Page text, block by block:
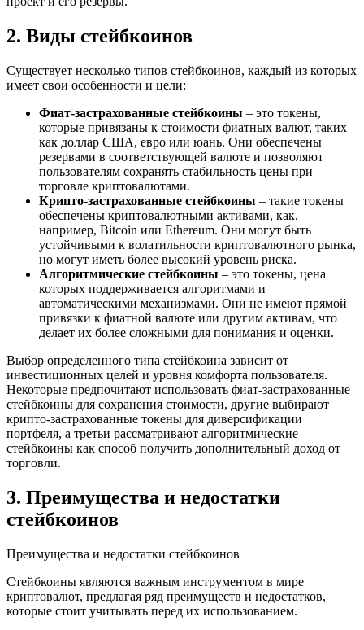
2. Виды стейбкоинов
Существует несколько типов стейбкоинов, каждый из которых
имеет свои особенности и цели:
Фиат-застрахованные стейбкоины – это токены,
которые привязаны к стоимости фиатных валют, таких
как доллар США, евро или юань. Они обеспечены
резервами в соответствующей валюте и позволяют
пользователям сохранять стабильность цены при
торговле криптовалютами.
Крипто-застрахованные стейбкоины – такие токены
обеспечены криптовалютными активами, как,
например, Bitcoin или Ethereum. Они могут быть
устойчивыми к волатильности криптовалютного рынка,
но могут иметь более высокий уровень риска.
Алгоритмические стейбкоины – это токены, цена
которых поддерживается алгоритмами и
автоматическими механизмами. Они не имеют прямой
привязки к фиатной валюте или другим активам, что
делает их более сложными для понимания и оценки.
Выбор определенного типа стейбкоина зависит от
инвестиционных целей и уровня комфорта пользователя.
Некоторые предпочитают использовать фиат-застрахованные
стейбкоины для сохранения стоимости, другие выбирают
крипто-застрахованные токены для диверсификации
портфеля, а третьи рассматривают алгоритмические
стейбкоины как способ получить дополнительный доход от
торговли.
3. Преимущества и недостатки
стейбкоинов
Преимущества и недостатки стейбкоинов
Стейбкоины являются важным инструментом в мире
криптовалют, предлагая ряд преимуществ и недостатков,
которые стоит учитывать перед их использованием.